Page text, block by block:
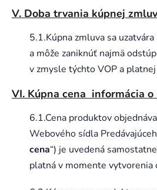
V. Doba trvania kúpnej
5.1.Kúpna zmluva sa
a môže zaniknúť najmä
v zmysle týchto VOP a
VI. Kúpna cena informácia o
6.1.Cena produktov
Webového sídla
cena“) je uvedená
platná v momente vytvorenia